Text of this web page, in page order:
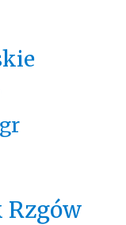
Rzgów